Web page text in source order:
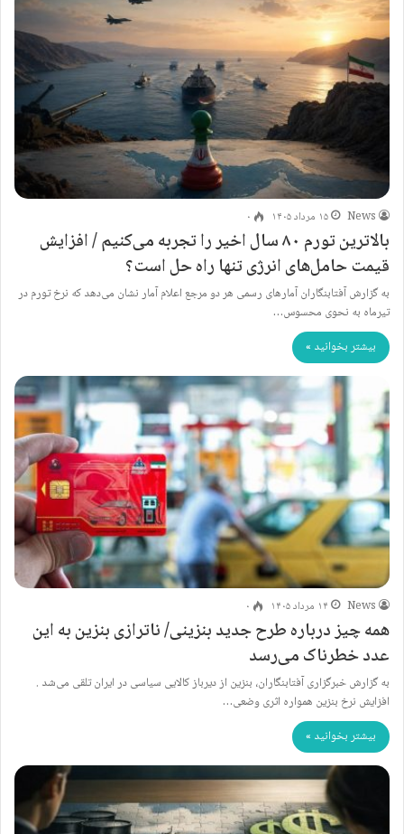
News ۱۵ مرداد ۱۴۰۵ ۰
بالاترین تورم ۸۰ سال اخیر را تجربه می‌کنیم / افزایش
قیمت حامل‌های انرژی تنها راه حل است؟
به گزارش آفتابنگاران آمارهای رسمی هر دو مرجع اعلام آمار نشان می‌دهد که نرخ تورم در
تیرماه به نحوی محسوس…
بیشتر بخوانید »
News ۱۴ مرداد ۱۴۰۵ ۰
همه چیز درباره طرح جدید بنزینی/ ناترازی بنزین به این
عدد خطرناک می‌رسد
به گزارش خبرگزاری آفتابنگاران، بنزین از دیرباز کالایی سیاسی در ایران تلقی می‌شد .
افزایش نرخ بنزین همواره اثری وضعی…
بیشتر بخوانید »